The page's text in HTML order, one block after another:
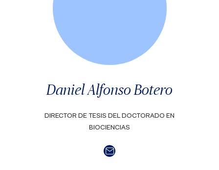
Daniel Alfonso Botero
DIRECTOR DE TESIS DEL DOCTORADO EN
BIOCIENCIAS